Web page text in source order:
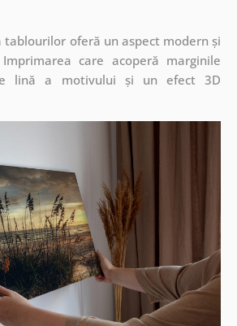
oferă un aspect modern și
care acoperă marginile
lină a motivului și un efect 3D